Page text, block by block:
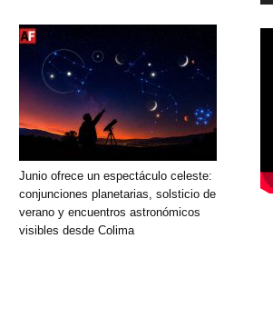
Junio ofrece un espectáculo celeste:
conjunciones planetarias, solsticio de
verano y encuentros astronómicos
visibles desde Colima